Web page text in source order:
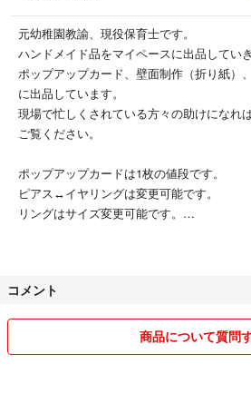
元幼稚園教諭、現役保育士です。
ハンドメイド品をマイペースに出品してい
ポップアップカード、壁面制作（折り紙）
に出品しています。
現場で忙しくされている方々の助けになれ
ご覧ください。
ポップアップカードは1枚の値段です。
ピアス↔︎イヤリングは変更可能です。
リングはサイズ変更可能です。
まとめ買い、お値下げお気軽にお声がけくだ
素人保管のため、見落としがある場合があり
詳しく見たい方はコメントいただければ写
コメント
商品について質問